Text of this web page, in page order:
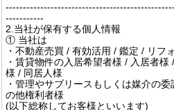
-----------
2.当社が保有する個人情報
① 当社は
・不動産売買 / 有効活用 / 鑑定 / リフ
・賃貸物件の入居希望者様 / 入居者
様 / 同居人様
・管理やサブリースもしくは媒介の
の他権利者様
(以下総称してお客様といいます)